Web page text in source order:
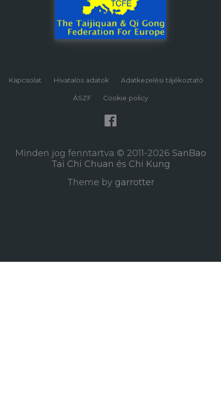
Kapcsolat Hivatalos adatok Adatkezelési tájékoztató
ÁSZF Cookie policy
Minden jog fenntartva © 2011-2026 SanBao
Tai Chi Chuan és Chi Kung
Theme by garrotter